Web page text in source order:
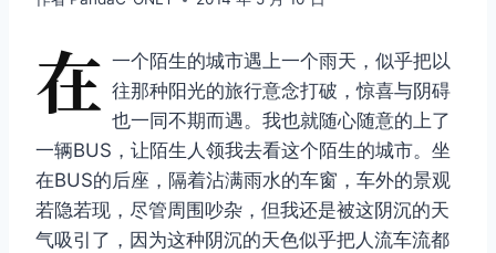
在 一个陌生的城市遇上一个雨天，似乎把以
往那种阳光的旅行意念打破，惊喜与阴碍
也一同不期而遇。我也就随心随意的上了
一辆BUS，让陌生人领我去看这个陌生的城市。坐
在BUS的后座，隔着沾满雨水的车窗，车外的景观
若隐若现，尽管周围吵杂，但我还是被这阴沉的天
气吸引了，因为这种阴沉的天色似乎把人流车流都